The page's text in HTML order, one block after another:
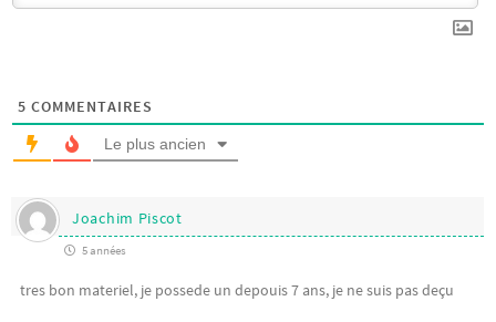
5 COMMENTAIRES
Le plus ancien
Joachim Piscot
5 années
tres bon materiel, je possede un depouis 7 ans, je ne suis pas deçu